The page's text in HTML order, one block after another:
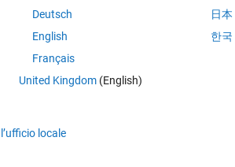
Condividi
Deutsch
English
Français
United Kingdom(English)
日本
한국
locale